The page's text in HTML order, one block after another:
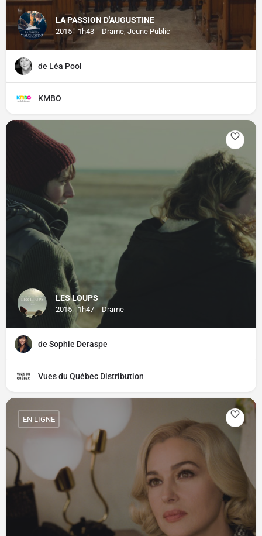
LA PASSION D'AUGUSTINE
2015 - 1h43 Drame, Jeune Public
de Léa Pool
KMBO
LES LOUPS
2015 - 1h47 Drame
de Sophie Deraspe
Vues du Québec Distribution
EN LIGNE